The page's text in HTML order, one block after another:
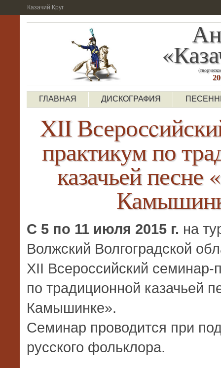
Казачий Круг
ГЛАВНАЯ ДИСКОГРАФИЯ
XII
практикум по
казачьей песне
С 5 по 11 июля 2015 г. на
Волжский Волгоградской
XII Всеросcийский семинар-
по традиционной казачьей
Камышинке».
Семинар проводится при
русского фольклора.